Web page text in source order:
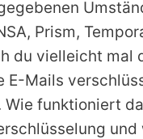
Prism,
du vielleicht mal
E-Mails
Wie funktioniert
und